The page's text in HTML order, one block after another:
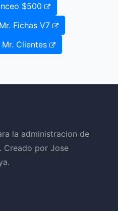
$500
Fichas V7
Clientes
la administracion de
Creado por Jose